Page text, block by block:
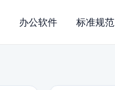
办公软件 标准规范